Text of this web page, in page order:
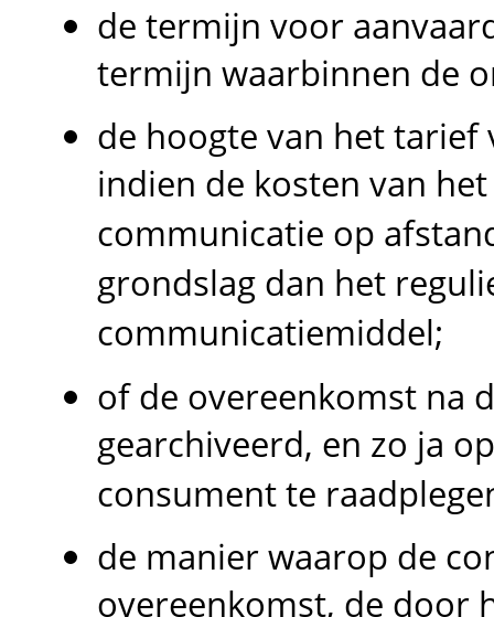
de termijn voor
termijn waarbinnen de
de hoogte van het
indien de kosten van
communicatie op
grondslag dan het
communicatiemiddel;
of de overeenkomst na
gearchiveerd, en zo ja
consument te
de manier waarop de
overeenkomst, de door